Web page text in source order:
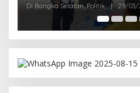
| 29/03/2026